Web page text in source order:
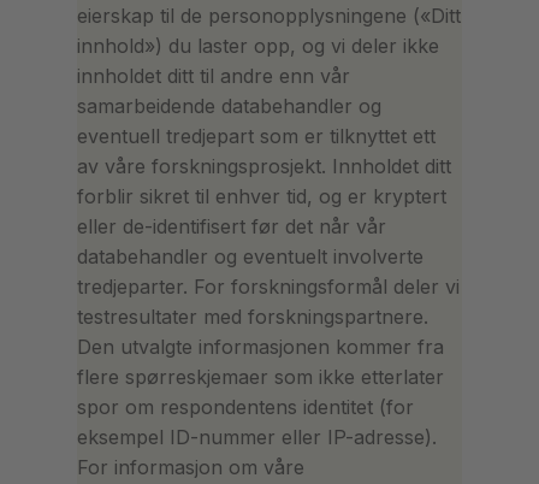
eierskap til de personopplysningene («Ditt
innhold») du laster opp, og vi deler ikke
innholdet ditt til andre enn vår
samarbeidende databehandler og
eventuell tredjepart som er tilknyttet ett
av våre forskningsprosjekt. Innholdet ditt
forblir sikret til enhver tid, og er kryptert
eller de-identifisert før det når vår
databehandler og eventuelt involverte
tredjeparter. For forskningsformål deler vi
testresultater med forskningspartnere.
Den utvalgte informasjonen kommer fra
flere spørreskjemaer som ikke etterlater
spor om respondentens identitet (for
eksempel ID-nummer eller IP-adresse).
For informasjon om våre